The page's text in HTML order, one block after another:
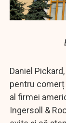
Daniel
pentru
al firmei
Ingersoll &